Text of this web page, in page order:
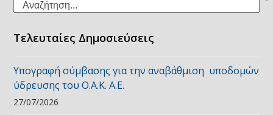
Search
Τελευταίες Δημοσιεύσεις
Υπογραφή σύμβασης για την αναβάθμιση υποδομών
ύδρευσης του Ο.Α.Κ. Α.Ε.
27/07/2026